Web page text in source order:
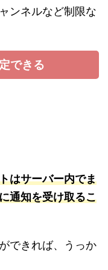
ンネルなど制限な
できる
はサーバー内でま
通知を受け取るこ
できれば、うっか